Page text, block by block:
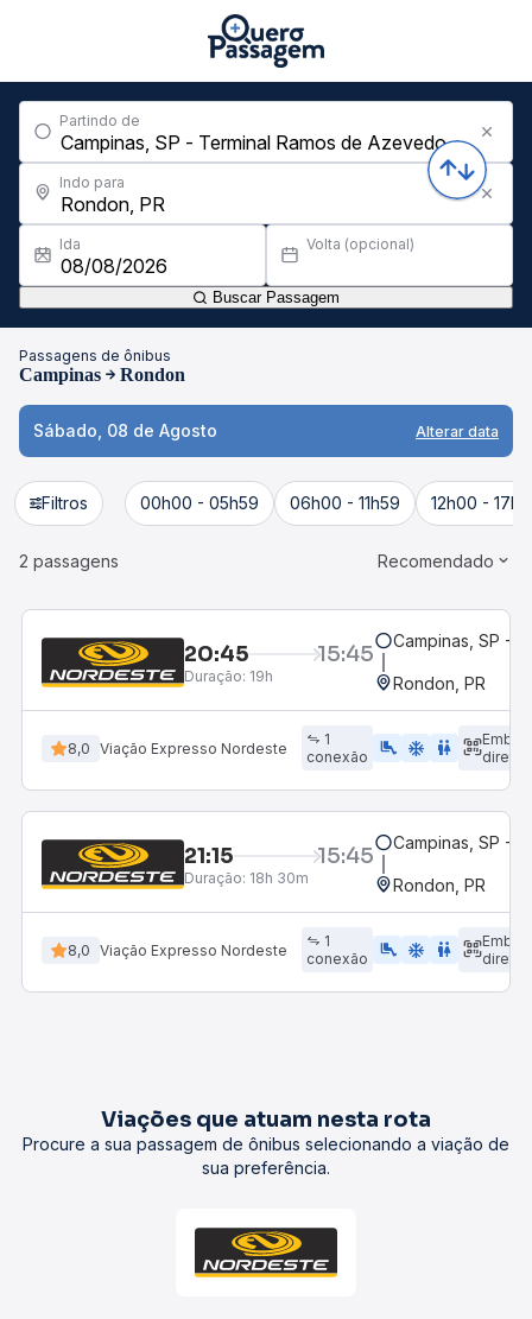
Partindo de
Indo para
Ida Volta (opcional)
Buscar Passagem
Passagens de ônibus
Campinas Rondon
Sábado, 08 de Agosto Alterar data
Filtros 00h00 - 05h59 06h00 - 11h59 12h00 -
2 passagens Recomendado
20:45 15:45
Duração: 19h
Campinas, SP -
Rondon, PR
8,0 Viação Expresso Nordeste
1
conexão
airline_seat_legroom_extra ac_unit WC
direto
21:15 15:45
Duração: 18h 30m
Campinas, SP -
Rondon, PR
8,0 Viação Expresso Nordeste
1
conexão
airline_seat_legroom_extra ac_unit WC
direto
Viações que atuam nesta rota
Procure a sua passagem de ônibus selecionando a viação de
sua preferência.